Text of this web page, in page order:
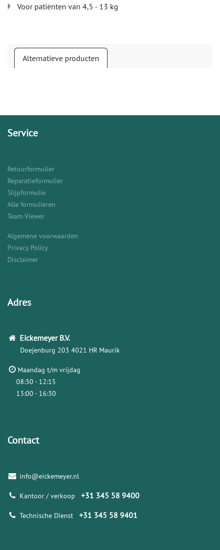
Voor patiënten van 4,5 - 13 kg
Alternatieve producten
Service
Retourformulier
Reparatieformulier
Slijpformulie
Alle formulieren
Team Viewer
Algemene voorwaarden
Privacy Policy
Disclaimer
Adres
Eickemeyer B.V.
Doejenburg 203 4021 HR Maurik
Maandag t/m vrijdag
08:30 - 12:15
13:00 - 16:30
Contact
info@eickemeyer.nl
Kantoor / verkoop +31 345 58 9400
Technische Dienst +31 345 58 9401